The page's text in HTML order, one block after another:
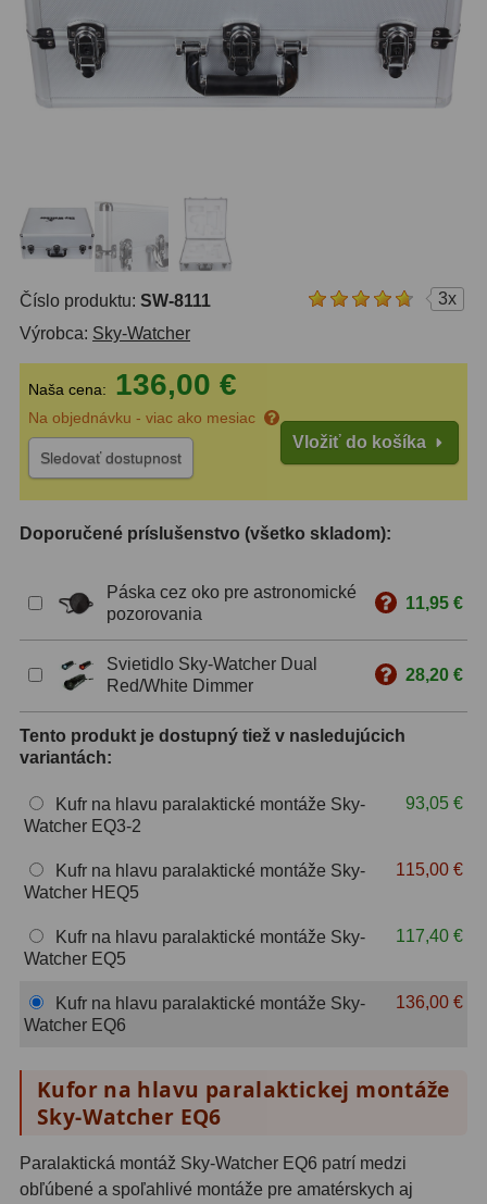
Pomocník
IPoradca
OTA - iba optika
Do 160 €42
Do 300 €
Okuláre454
Plössl a Super Plössl
Širokouhlé (52°-60°)84
SWA (62°-78°)86
UWA (80°-98°)22
XWA (100°-120°)17
Planetárne31
ZOOM12
S mriežkou6
Ostatné 30
Barlow65
Filtre181
Mesačné a polarizačné23
Slnečné
CLS a UHC14
Širokopásmové
OIII21
SII2
Planetárne
Farebné
Číslo produktu: SW-8111
Výrobca: Sky-Watcher
3x
Naša cena: 136,00 €
Na objednávku - viac ako mesiac
Sledovať dostupnost
Vložiť do košíka
Doporučené príslušenstvo (všetko skladom):
Páska cez oko pre astronomické
pozorovania
11,95 €
Svietidlo Sky-Watcher Dual
Red/White Dimmer
28,20 €
Tento produkt je dostupný tiež v nasledujúcich
variantách:
Kufr na hlavu paralaktické montáže Sky-
Watcher EQ3-2
93,05 €
Kufr na hlavu paralaktické montáže Sky-
Watcher HEQ5
115,00 €
Kufr na hlavu paralaktické montáže Sky-
Watcher EQ5
117,40 €
Kufr na hlavu paralaktické montáže Sky-
Watcher EQ6
136,00 €
Kufor na hlavu paralaktickej montáže
Sky-Watcher EQ6
Paralaktická montáž Sky-Watcher EQ6 patrí medzi
obľúbené a spoľahlivé montáže pre amatérskych aj